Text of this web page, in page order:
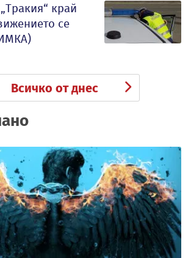
край
се
Всичко от днес